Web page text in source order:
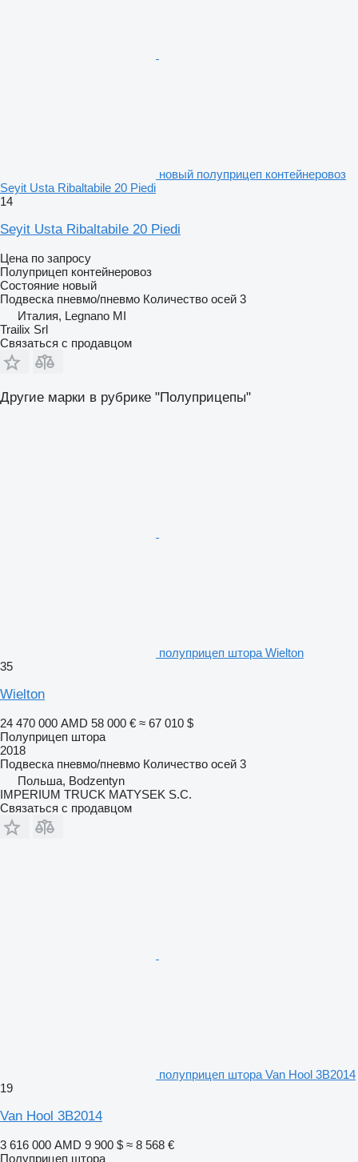
новый полуприцеп контейнеровоз
Seyit Usta Ribaltabile 20 Piedi
14
Seyit Usta Ribaltabile 20 Piedi
Цена по запросу
Полуприцеп контейнеровоз
Состояние новый
Подвеска пневмо/пневмо Количество осей 3
Италия, Legnano MI
Trailix Srl
Связаться с продавцом
Другие марки в рубрике "Полуприцепы"
полуприцеп штора Wielton
35
Wielton
24 470 000 AMD 58 000 € ≈ 67 010 $
Полуприцеп штора
2018
Подвеска пневмо/пневмо Количество осей 3
Польша, Bodzentyn
IMPERIUM TRUCK MATYSEK S.C.
Связаться с продавцом
полуприцеп штора Van Hool 3B2014
19
Van Hool 3B2014
3 616 000 AMD 9 900 $ ≈ 8 568 €
Полуприцеп штора